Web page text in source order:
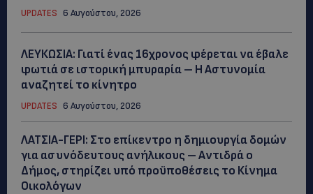
UPDATES 6 Αυγούστου, 2026
ΛΕΥΚΩΣΙΑ: Γιατί ένας 16χρονος φέρεται να έβαλε
φωτιά σε ιστορική μπυραρία – Η Αστυνομία
αναζητεί το κίνητρο
UPDATES 6 Αυγούστου, 2026
ΛΑΤΣΙΑ-ΓΕΡΙ: Στο επίκεντρο η δημιουργία δομών
για ασυνόδευτους ανήλικους – Αντιδρά ο
Δήμος, στηρίζει υπό προϋποθέσεις το Κίνημα
Οικολόγων